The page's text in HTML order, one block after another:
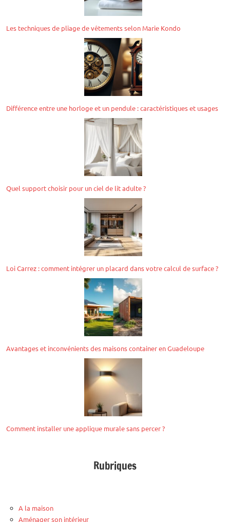
Les techniques de pliage de vêtements selon Marie Kondo
Différence entre une horloge et un pendule : caractéristiques et usages
Quel support choisir pour un ciel de lit adulte ?
Loi Carrez : comment intégrer un placard dans votre calcul de surface ?
Avantages et inconvénients des maisons container en Guadeloupe
Comment installer une applique murale sans percer ?
Rubriques
A la maison
Aménager son intérieur